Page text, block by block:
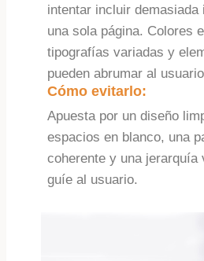
intentar incluir demasiada
una sola página. Colores
tipografías variadas y
pueden abrumar al
Cómo evitarlo:
Apuesta por un diseño
espacios en blanco, una
coherente y una jerarquía
guíe al usuario.